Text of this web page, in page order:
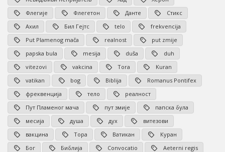
Флегије
Флегетон Данте
Стикс
Ахил
Бил Гејтс telo
frekvencija
Put Plamenog mača
realnost
put zmije
papska bula
mesija duša
duh
vitezovi
vakcina Tora
Kuran
vatikan
bog Biblija
Romanus Pontifex
фреквенција
тело
реалност
Пут Пламеног мача
пут змије
папска була
месија
душа дух
витезови
вакцина
Тора Ватикан
Куран
Бог
Библија Convocatio
Aeterni regis